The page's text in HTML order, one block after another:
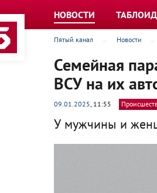
НОВОСТИ ТАБЛОИД
Пятый канал Новости
Семейная
ВСУ на их
09.01.2025, 11:55
У мужчины и